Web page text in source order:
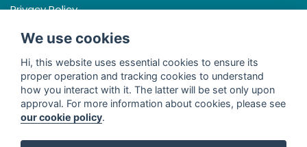
Privacy Policy
Terms & Conditions
Facebook
Line
We use cookies
Hi, this website uses essential cookies to ensure its
proper operation and tracking cookies to understand
how you interact with it. The latter will be set only upon
approval. For more information about cookies, please see
our cookie policy.